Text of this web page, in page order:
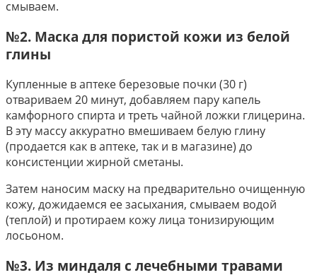
смываем.
№2. Маска для пористой кожи из белой
глины
Купленные в аптеке березовые почки (30 г)
отвариваем 20 минут, добавляем пару капель
камфорного спирта и треть чайной ложки глицерина.
В эту массу аккуратно вмешиваем белую глину
(продается как в аптеке, так и в магазине) до
консистенции жирной сметаны.
Затем наносим маску на предварительно очищенную
кожу, дожидаемся ее засыхания, смываем водой
(теплой) и протираем кожу лица тонизирующим
лосьоном.
№3. Из миндаля с лечебными травами